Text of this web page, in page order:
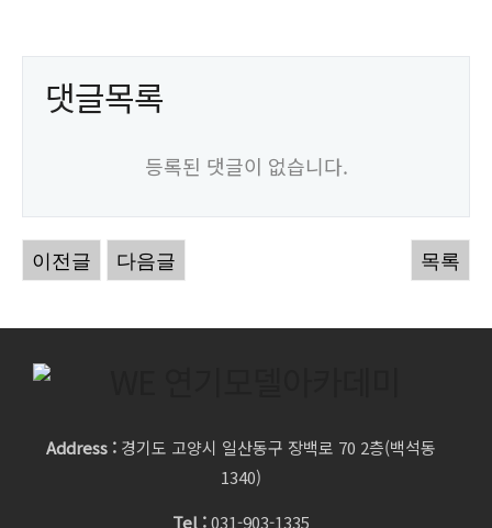
댓글목록
등록된 댓글이 없습니다.
이전글 다음글 목록
Address :경기도 고양시 일산동구 장백로 70 2층(백석동
1340)
Tel :031-903-1335